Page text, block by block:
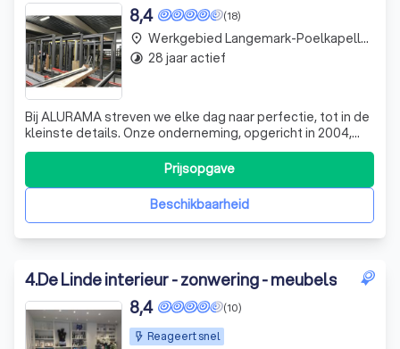
(18)
8,4
Bij ALURAMA streven we elke dag naar perfectie, tot in de
kleinste details. Onze onderneming, opgericht in 2004,
heeft zich door de jaren heen ontwikkeld tot een
toonaangevende naam in de branche. Met een team van
18 gedreven professionals, samen goed voor meer dan
200 jaar ervaring, zetten we de po
Beschikbaarheid
Prijsopgave
place Werkgebied Langemark-Poelkapelle Bikschote
timelapse 28 jaar actief
4.De Linde interieur - zonwering - meubels
Reageert snel
(10)
8,4